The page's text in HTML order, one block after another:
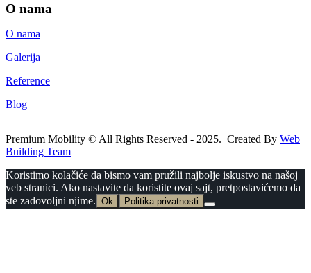
O nama
O nama
Galerija
Reference
Blog
Premium Mobility © All Rights Reserved - 2025. Created By Web
Building Team
Koristimo kolačiće da bismo vam pružili najbolje iskustvo na našoj
veb stranici. Ako nastavite da koristite ovaj sajt, pretpostavićemo da
ste zadovoljni njime. Ok Politika privatnosti